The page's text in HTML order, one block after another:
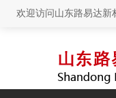
欢迎访问山东路易达新